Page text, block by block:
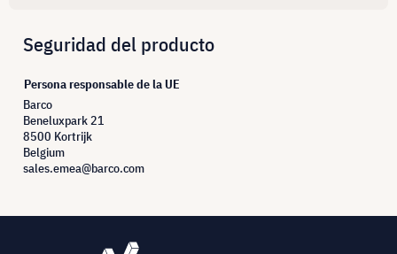
Seguridad del producto
Persona responsable de la UE
Barco
Beneluxpark 21
8500 Kortrijk
Belgium
sales.emea@barco.com